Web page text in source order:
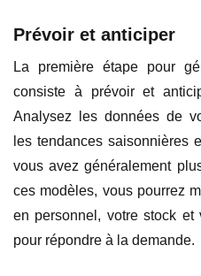
Prévoir et anticiper
La première étape pour
consiste à prévoir et
Analysez les données de
les tendances saisonnières
vous avez généralement
ces modèles, vous pourrez
en personnel, votre stock et
pour répondre à la demande.